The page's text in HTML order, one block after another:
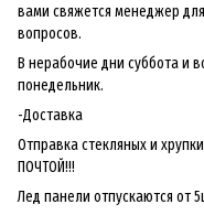
вами свяжется менеджер
вопросов.
В нерабочие дни суббота и
понедельник.
-Доставка
Отправка стекляных и
ПОЧТОЙ!!!
Лед панели отпускаются от